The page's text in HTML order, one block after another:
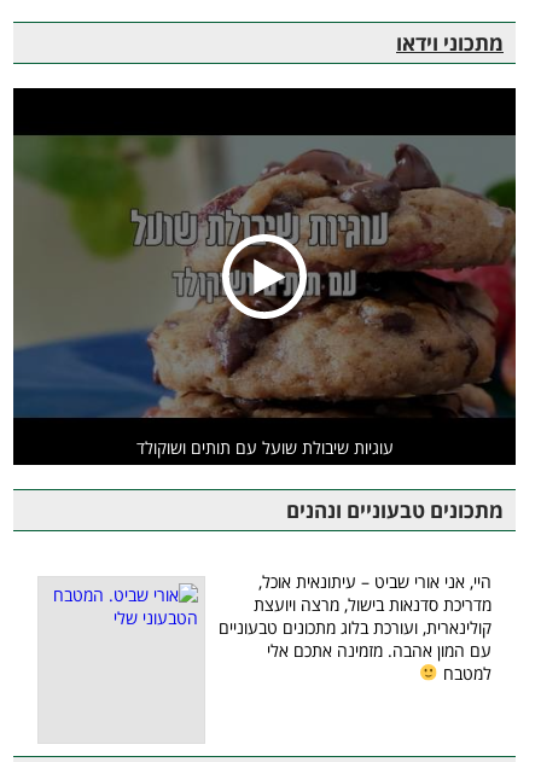
מתכוני וידאו
עוגיות שיבולת שועל עם תותים ושוקולד
מתכונים טבעוניים ונהנים
היי, אני אורי שביט – עיתונאית אוכל,
מדריכת סדנאות בישול, מרצה ויועצת
קולינארית, ועורכת בלוג מתכונים טבעוניים
עם המון אהבה. מזמינה אתכם אלי
למטבח